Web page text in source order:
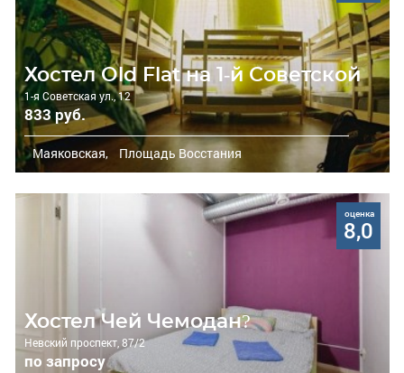
Хостел Old Flat на 1-й Советской
1-я Советская ул., 12
833 руб.
Маяковская, Площадь Восстания
оценка
8,0
Хостел Чей Чемодан?
Невский проспект, 87/2
по запросу